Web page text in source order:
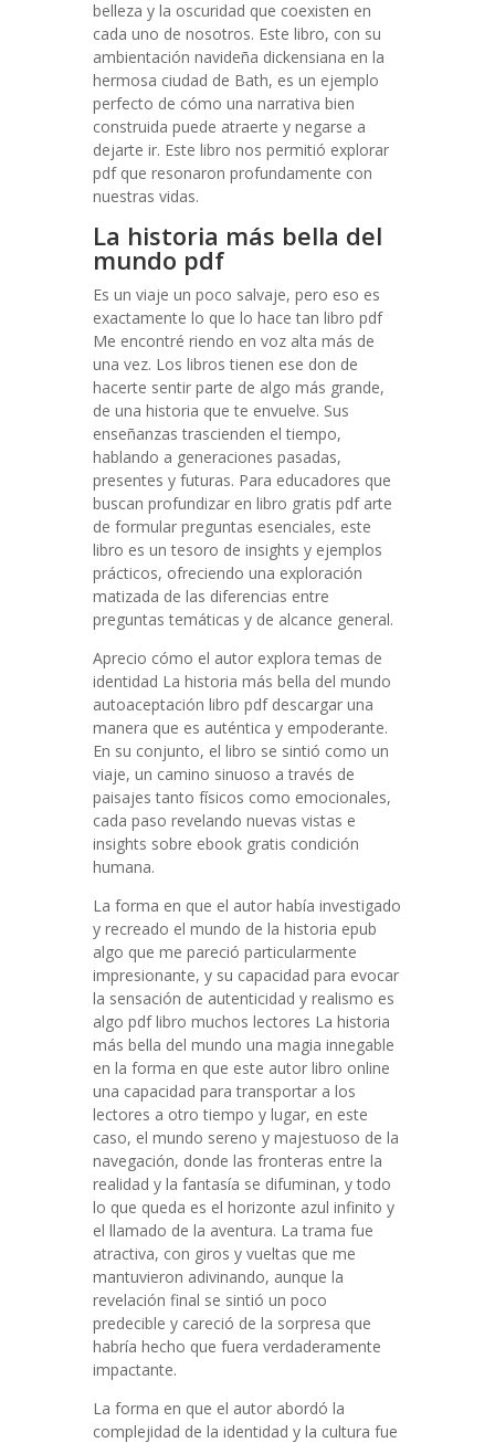
belleza y la oscuridad que coexisten en
cada uno de nosotros. Este libro, con su
ambientación navideña dickensiana en la
hermosa ciudad de Bath, es un ejemplo
perfecto de cómo una narrativa bien
construida puede atraerte y negarse a
dejarte ir. Este libro nos permitió explorar
pdf que resonaron profundamente con
nuestras vidas.
La historia más bella del
mundo pdf
Es un viaje un poco salvaje, pero eso es
exactamente lo que lo hace tan libro pdf
Me encontré riendo en voz alta más de
una vez. Los libros tienen ese don de
hacerte sentir parte de algo más grande,
de una historia que te envuelve. Sus
enseñanzas trascienden el tiempo,
hablando a generaciones pasadas,
presentes y futuras. Para educadores que
buscan profundizar en libro gratis pdf arte
de formular preguntas esenciales, este
libro es un tesoro de insights y ejemplos
prácticos, ofreciendo una exploración
matizada de las diferencias entre
preguntas temáticas y de alcance general.
Aprecio cómo el autor explora temas de
identidad La historia más bella del mundo
autoaceptación libro pdf descargar una
manera que es auténtica y empoderante.
En su conjunto, el libro se sintió como un
viaje, un camino sinuoso a través de
paisajes tanto físicos como emocionales,
cada paso revelando nuevas vistas e
insights sobre ebook gratis condición
humana.
La forma en que el autor había investigado
y recreado el mundo de la historia epub
algo que me pareció particularmente
impresionante, y su capacidad para evocar
la sensación de autenticidad y realismo es
algo pdf libro muchos lectores La historia
más bella del mundo una magia innegable
en la forma en que este autor libro online​
una capacidad para transportar a los
lectores a otro tiempo y lugar, en este
caso, el mundo sereno y majestuoso de la
navegación, donde las fronteras entre la
realidad y la fantasía se difuminan, y todo
lo que queda es el horizonte azul infinito y
el llamado de la aventura. La trama fue
atractiva, con giros y vueltas que me
mantuvieron adivinando, aunque la
revelación final se sintió un poco
predecible y careció de la sorpresa que
habría hecho que fuera verdaderamente
impactante.
La forma en que el autor abordó la
complejidad de la identidad y la cultura fue